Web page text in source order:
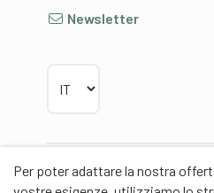
Per poter adattare la nostra
Newsletter
Partner